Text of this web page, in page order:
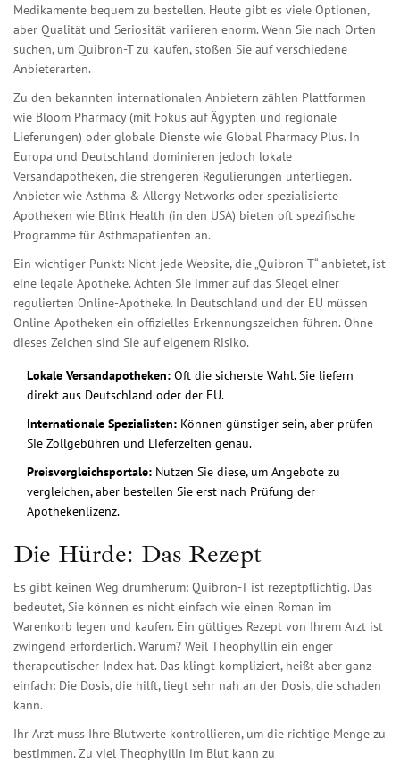
Medikamente bequem zu bestellen. Heute gibt es viele Optionen,
aber Qualität und Seriosität variieren enorm. Wenn Sie nach Orten
suchen, um Quibron-T zu kaufen, stoßen Sie auf verschiedene
Anbieterarten.
Zu den bekannten internationalen Anbietern zählen Plattformen
wie Bloom Pharmacy(mit Fokus auf Ägypten und regionale
Lieferungen) oder globale Dienste wie Global Pharmacy Plus. In
Europa und Deutschland dominieren jedoch lokale
Versandapotheken, die strengeren Regulierungen unterliegen.
Anbieter wie Asthma & Allergy Networks oder spezialisierte
Apotheken wie Blink Health (in den USA) bieten oft spezifische
Programme für Asthmapatienten an.
Ein wichtiger Punkt: Nicht jede Website, die „Quibron-T“ anbietet, ist
eine legale Apotheke. Achten Sie immer auf das Siegel einer
regulierten Online-Apotheke. In Deutschland und der EU müssen
Online-Apotheken ein offizielles Erkennungszeichen führen. Ohne
dieses Zeichen sind Sie auf eigenem Risiko.
Lokale Versandapotheken: Oft die sicherste Wahl. Sie liefern
direkt aus Deutschland oder der EU.
Internationale Spezialisten: Können günstiger sein, aber prüfen
Sie Zollgebühren und Lieferzeiten genau.
Preisvergleichsportale: Nutzen Sie diese, um Angebote zu
vergleichen, aber bestellen Sie erst nach Prüfung der
Apothekenlizenz.
Die Hürde: Das Rezept
Es gibt keinen Weg drumherum: Quibron-T ist rezeptpflichtig. Das
bedeutet, Sie können es nicht einfach wie einen Roman im
Warenkorb legen und kaufen. Ein gültiges Rezept von Ihrem Arzt ist
zwingend erforderlich. Warum? Weil Theophyllin ein enger
therapeutischer Index hat. Das klingt kompliziert, heißt aber ganz
einfach: Die Dosis, die hilft, liegt sehr nah an der Dosis, die schaden
kann.
Ihr Arzt muss Ihre Blutwerte kontrollieren, um die richtige Menge zu
bestimmen. Zu viel Theophyllin im Blut kann zu